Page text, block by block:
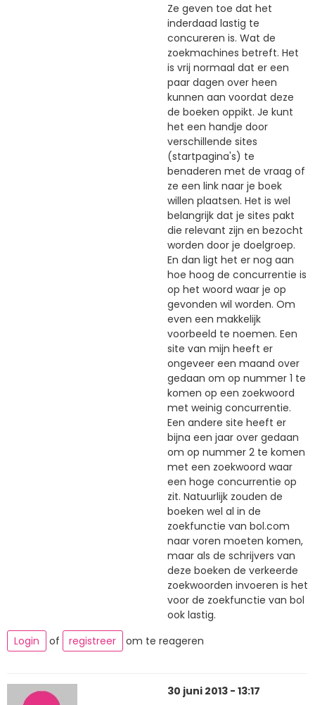
Ze geven toe dat het
inderdaad lastig te
concureren is. Wat de
zoekmachines betreft. Het
is vrij normaal dat er een
paar dagen over heen
kunnen aan voordat deze
de boeken oppikt. Je kunt
het een handje door
verschillende sites
(startpagina's) te
benaderen met de vraag of
ze een link naar je boek
willen plaatsen. Het is wel
belangrijk dat je sites pakt
die relevant zijn en bezocht
worden door je doelgroep.
En dan ligt het er nog aan
hoe hoog de concurrentie is
op het woord waar je op
gevonden wil worden. Om
even een makkelijk
voorbeeld te noemen. Een
site van mijn heeft er
ongeveer een maand over
gedaan om op nummer 1 te
komen op een zoekwoord
met weinig concurrentie.
Een andere site heeft er
bijna een jaar over gedaan
om op nummer 2 te komen
met een zoekwoord waar
een hoge concurrentie op
zit. Natuurlijk zouden de
boeken wel al in de
zoekfunctie van bol.com
naar voren moeten komen,
maar als de schrijvers van
deze boeken de verkeerde
zoekwoorden invoeren is het
voor de zoekfunctie van bol
ook lastig.
Login
of registreer om te reageren
30 juni 2013 - 13:17